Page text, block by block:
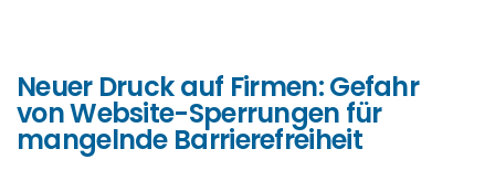
Neuer Druck auf Firmen: Gefahr
von Website-Sperrungen für
mangelnde Barrierefreiheit